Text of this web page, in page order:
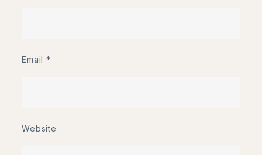
Email *
Website